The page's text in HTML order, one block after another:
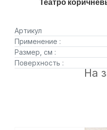
Театро
Артикул
Применение :
Размер, см :
Поверхность :
На